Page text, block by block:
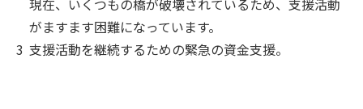
現在、いくつもの橋が破壊されているため、支援活動
がますます困難になっています。
支援活動を継続するための緊急の資金支援。